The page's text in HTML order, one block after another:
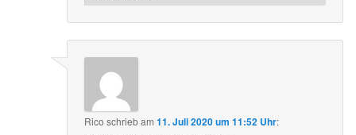
Rico schriebam11. Juli 2020 um 11:52 Uhr: